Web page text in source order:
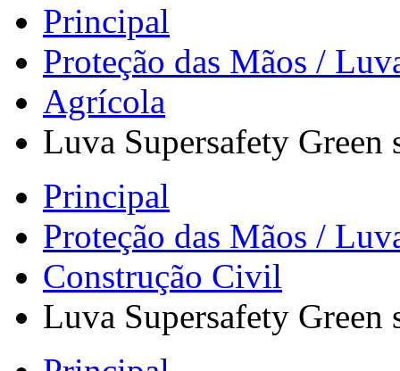
Principal
Proteção das Mãos /
Agrícola
Luva Supersafety Green
Principal
Proteção das Mãos /
Construção Civil
Luva Supersafety Green